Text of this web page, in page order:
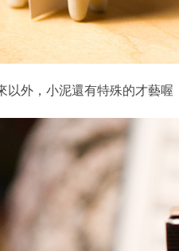
以外，小泥還有特殊的才藝喔